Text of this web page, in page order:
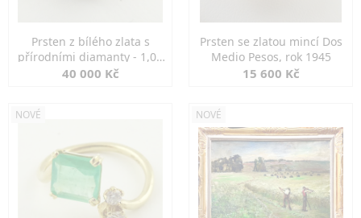
Prsten z bílého zlata s
přírodními diamanty - 1,00
ct
40 000 Kč
Prsten se zlatou mincí Dos
Medio Pesos, rok 1945
15 600 Kč
NOVÉ NOVÉ